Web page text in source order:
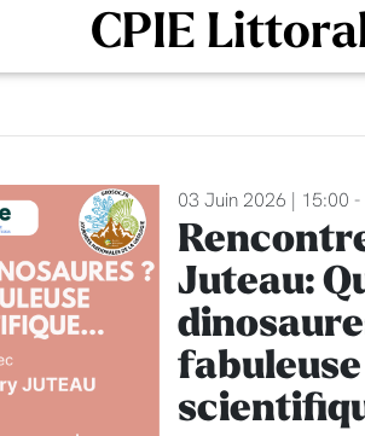
CPIE
03 Juin 2026 | 15:00 -
Juteau: